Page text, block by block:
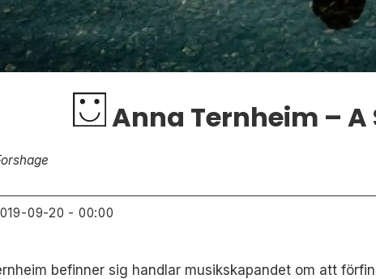
Anna Ternheim – A
2019-09-20 - 00:00
befinner sig handlar musikskapandet om att